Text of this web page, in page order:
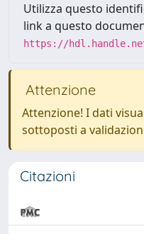
Utilizza questo
link a questo
https://
Attenzione
Attenzione! I dati
sottoposti a
Citazioni